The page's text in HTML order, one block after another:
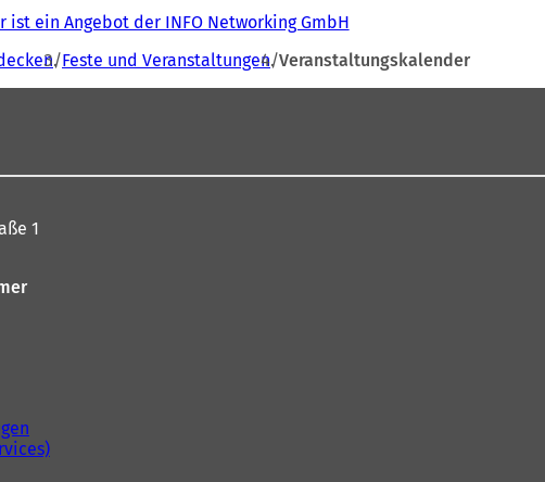
ist ein Angebot der INFO Networking GmbH
Feste und Veranstaltungen Veranstaltungskalender
1